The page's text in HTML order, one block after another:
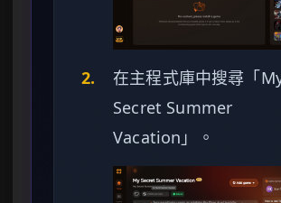
2.
在主程式庫中搜尋「
Secret Summer
Vacation」。